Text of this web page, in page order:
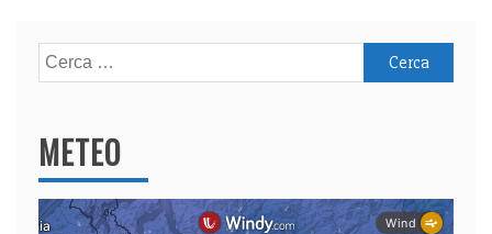
Ricerca
per:
METEO